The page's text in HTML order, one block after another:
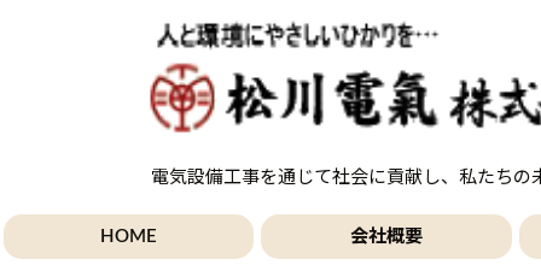
電気設備工事を通じて社会に貢献し、私たちの
HOME 会社概要